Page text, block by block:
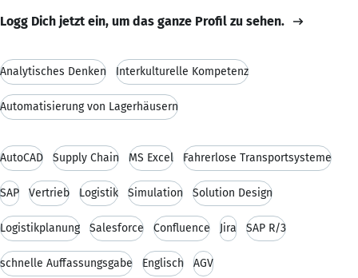
Logg Dich jetzt ein, um das ganze Profil zu sehen.
Analytisches Denken Interkulturelle Kompetenz
Automatisierung von Lagerhäusern
AutoCAD Supply Chain MS Excel Fahrerlose Transportsysteme
SAP Vertrieb Logistik Simulation Solution Design
Logistikplanung Salesforce Confluence Jira SAP R/3
schnelle Auffassungsgabe Englisch AGV